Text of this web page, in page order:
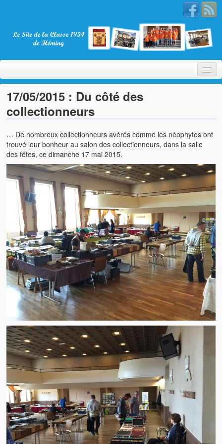
La Classe 1954
Présentation
Les membres
Nos partenaires
Brocante
Salon multi-collections
Autres animations
La fête foraine
Les aubades
Où se trouve Héming ?
Photos
20 ans, ça se fête ! Souvenirs de 2009…
2014, les 25 ans de l’association
17/05/2015 : LA vidéo souvenir 2015
17/05/2015 : Tous nos membres étaient en action
17/05/2015 : 127 brocanteurs vous attendaient
17/05/2015 : Du côté des
collectionneurs
… De nombreux collectionneurs avérés comme les néophytes ont
trouvé leur bonheur au salon des collectionneurs, dans la salle
des fêtes, ce dimanche 17 mai 2015.